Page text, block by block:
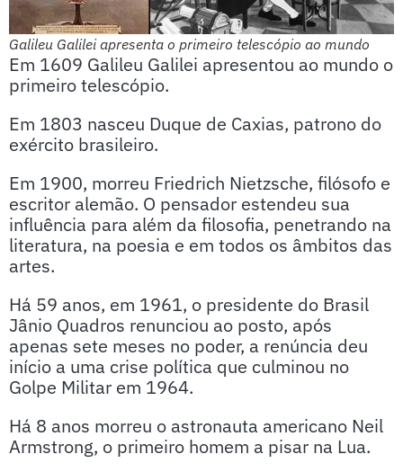
Galileu Galilei apresenta o primeiro telescópio ao mundo
Em 1609 Galileu Galilei apresentou ao mundo o
primeiro telescópio.
Em 1803 nasceu Duque de Caxias, patrono do
exército brasileiro.
Em 1900, morreu Friedrich Nietzsche, filósofo e
escritor alemão. O pensador estendeu sua
influência para além da filosofia, penetrando na
literatura, na poesia e em todos os âmbitos das
artes.
Há 59 anos, em 1961, o presidente do Brasil
Jânio Quadros renunciou ao posto, após
apenas sete meses no poder, a renúncia deu
início a uma crise política que culminou no
Golpe Militar em 1964.
Há 8 anos morreu o astronauta americano Neil
Armstrong, o primeiro homem a pisar na Lua.